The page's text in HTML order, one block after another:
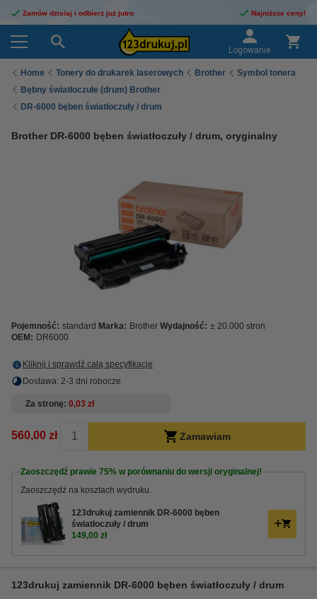
Zamów dzisiaj i odbierz już jutro Najniższe ceny!
Logowanie
Home Tonery do drukarek laserowych Brother
Symbol tonera
Bębny światłoczułe (drum) Brother
DR-6000 bęben światłoczuły / drum
Brother DR-6000 bęben światłoczuły / drum, oryginalny
Pojemność: standard Marka: Brother Wydajność: ± 20.000 stron
OEM: DR6000
Kliknij i sprawdź całą specyfikacje
Dostawa: 2-3 dni robocze
Za stronę 0,03 zł
560,00 zł Zamawiam
Zaoszczędź prawie 75% w porównaniu do wersji oryginalnej!
Zaoszczędź na kosztach wydruku.
123drukuj zamiennik DR-6000 bęben
światłoczuły / drum
149,00 zł
123drukuj zamiennik DR-6000 bęben światłoczuły / drum